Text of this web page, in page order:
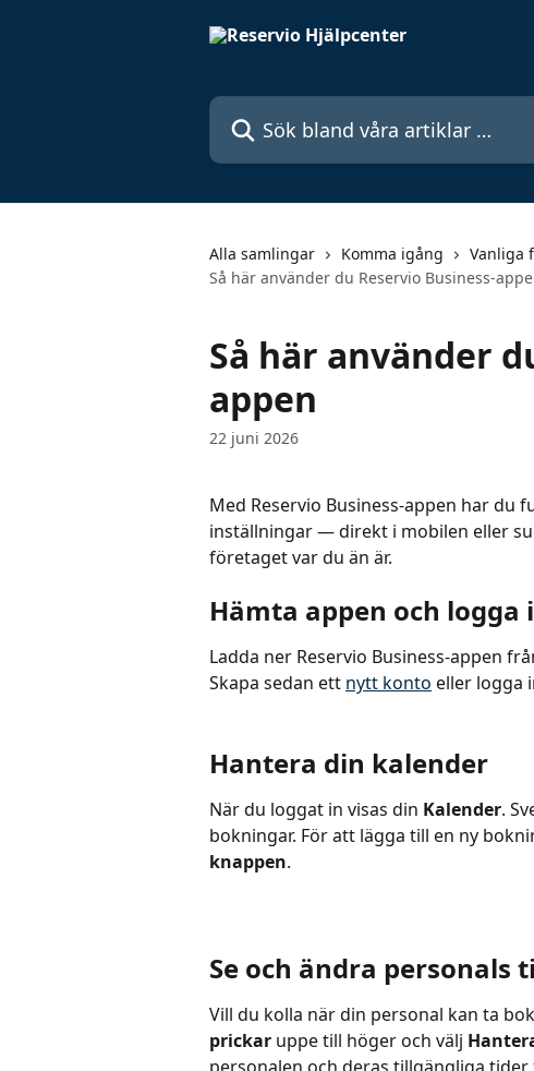
Sök bland våra artiklar …
Alla samlingar Komma igång
Vanliga
Så här använder du Reservio Business-
Så här använder
appen
22 juni 2026
Med Reservio Business-appen har du
inställningar — direkt i mobilen eller
företaget var du än är.
Hämta appen och logga
Ladda ner Reservio Business-appen
Skapa sedan ett nytt konto eller logga
Hantera din kalender
När du loggat in visas din Kalender.
bokningar. För att lägga till en ny
knappen.
Se och ändra personals
Vill du kolla när din personal kan ta
prickar uppe till höger och välj